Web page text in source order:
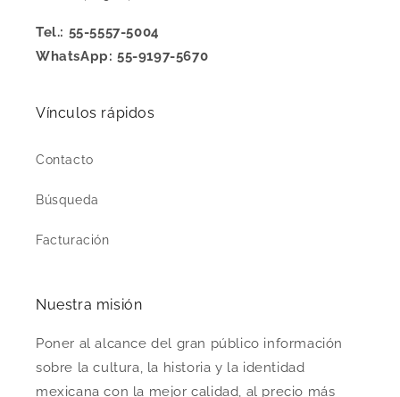
Tel.: 55-5557-5004
WhatsApp: 55-9197-5670
Vínculos rápidos
Contacto
Búsqueda
Facturación
Nuestra misión
Poner al alcance del gran público información
sobre la cultura, la historia y la identidad
mexicana con la mejor calidad, al precio más